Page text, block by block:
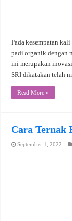
Pada kesempatan
padi organik dengan
ini merupakan
SRI dikatakan telah
Read More »
Cara Ternak
September 1, 2022